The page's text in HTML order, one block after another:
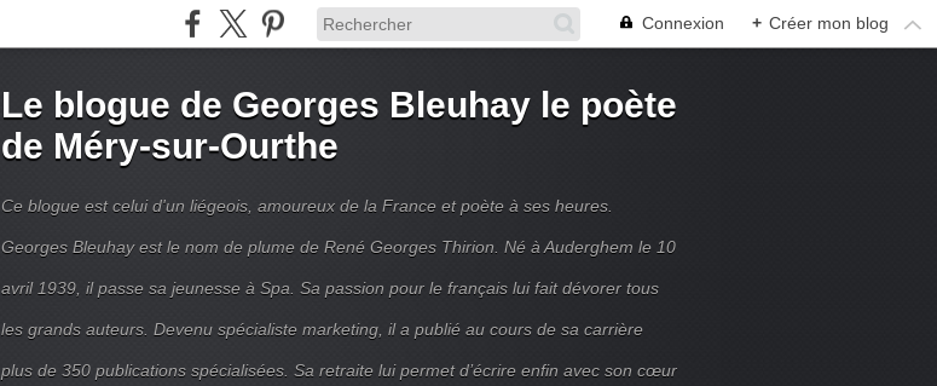
Connexion + Créer mon blog
Le blogue de Georges Bleuhay le poète
de Méry-sur-Ourthe
Ce blogue est celui d'un liégeois, amoureux de la France et poète à ses heures.
Georges Bleuhay est le nom de plume de René Georges Thirion. Né à Auderghem le 10
avril 1939, il passe sa jeunesse à Spa. Sa passion pour le français lui fait dévorer tous
les grands auteurs. Devenu spécialiste marketing, il a publié au cours de sa carrière
plus de 350 publications spécialisées. Sa retraite lui permet d’écrire enfin avec son cœur